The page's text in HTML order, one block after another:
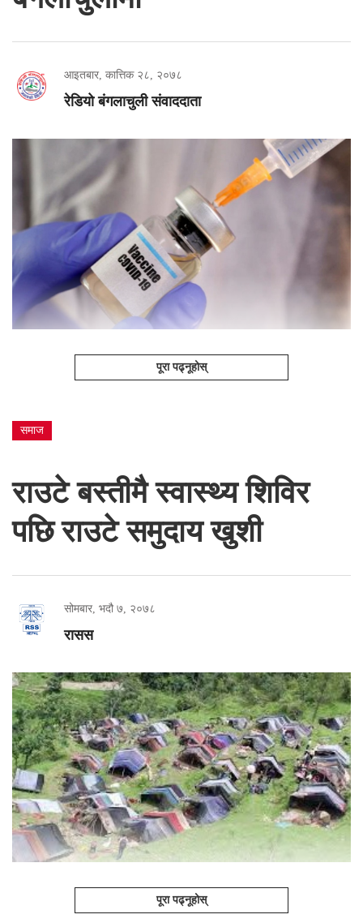
आइतबार, कात्तिक २८, २०७८
रेडियो बंगलाचुली संवाददाता
पूरा पढ्नूहोस्
समाज
राउटे बस्तीमै स्वास्थ्य शिविर
पछि राउटे समुदाय खुशी
सोमबार, भदौ ७, २०७८
रासस
पूरा पढ्नूहोस्